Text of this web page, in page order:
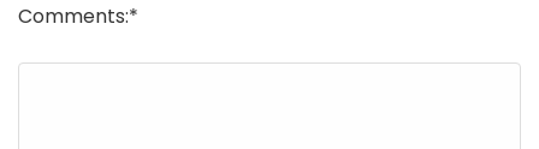
Comments:*